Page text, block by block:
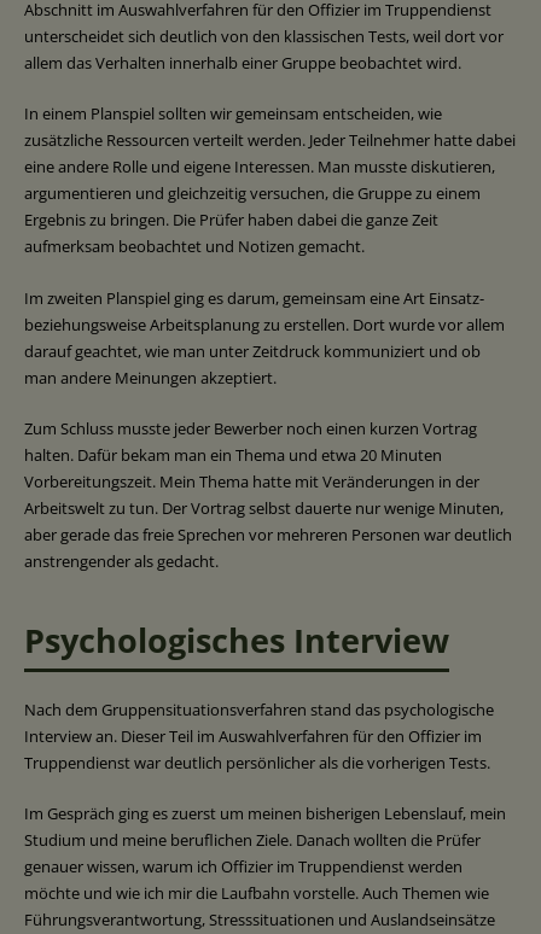
Abschnitt im Auswahlverfahren für den Offizier im Truppendienst
unterscheidet sich deutlich von den klassischen Tests, weil dort vor
allem das Verhalten innerhalb einer Gruppe beobachtet wird.
In einem Planspiel sollten wir gemeinsam entscheiden, wie
zusätzliche Ressourcen verteilt werden. Jeder Teilnehmer hatte dabei
eine andere Rolle und eigene Interessen. Man musste diskutieren,
argumentieren und gleichzeitig versuchen, die Gruppe zu einem
Ergebnis zu bringen. Die Prüfer haben dabei die ganze Zeit
aufmerksam beobachtet und Notizen gemacht.
Im zweiten Planspiel ging es darum, gemeinsam eine Art Einsatz-
beziehungsweise Arbeitsplanung zu erstellen. Dort wurde vor allem
darauf geachtet, wie man unter Zeitdruck kommuniziert und ob
man andere Meinungen akzeptiert.
Zum Schluss musste jeder Bewerber noch einen kurzen Vortrag
halten. Dafür bekam man ein Thema und etwa 20 Minuten
Vorbereitungszeit. Mein Thema hatte mit Veränderungen in der
Arbeitswelt zu tun. Der Vortrag selbst dauerte nur wenige Minuten,
aber gerade das freie Sprechen vor mehreren Personen war deutlich
anstrengender als gedacht.
Psychologisches Interview
Nach dem Gruppensituationsverfahren stand das psychologische
Interview an. Dieser Teil im Auswahlverfahren für den Offizier im
Truppendienst war deutlich persönlicher als die vorherigen Tests.
Im Gespräch ging es zuerst um meinen bisherigen Lebenslauf, mein
Studium und meine beruflichen Ziele. Danach wollten die Prüfer
genauer wissen, warum ich Offizier im Truppendienst werden
möchte und wie ich mir die Laufbahn vorstelle. Auch Themen wie
Führungsverantwortung, Stresssituationen und Auslandseinsätze